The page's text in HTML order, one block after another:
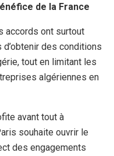
de la France
accords ont surtout
des conditions
tout en limitant les
algériennes en
avant tout à
souhaite ouvrir le
des engagements